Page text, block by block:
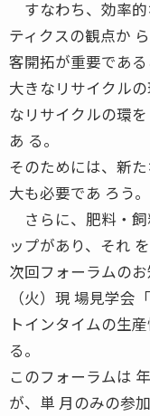
すなわち、効率的
ティクスの観点か
客開拓が重要である
大きなリサイクル
なリサイクルの環
あ る。
そのためには、新
大も必要であ ろう。
さらに、肥料・
ップがあり、それ
次回フォーラムの
（火）現 場見学
トインタイムの生
る。
このフォーラムは
が、単 月のみの参加